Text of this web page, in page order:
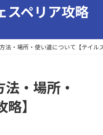
スペリア攻略
法・場所・使い道について【テイル
・場所・
】